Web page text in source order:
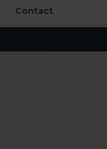
Contact